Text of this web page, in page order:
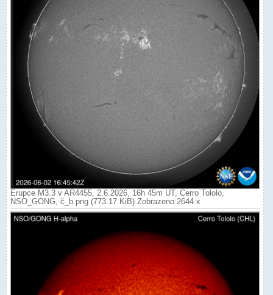
Erupce M3.3 v AR4455, 2.6.2026, 16h 45m UT, Cerro Tololo,
NSO_GONG, č_b.png (773.17 KiB) Zobrazeno 2644 x